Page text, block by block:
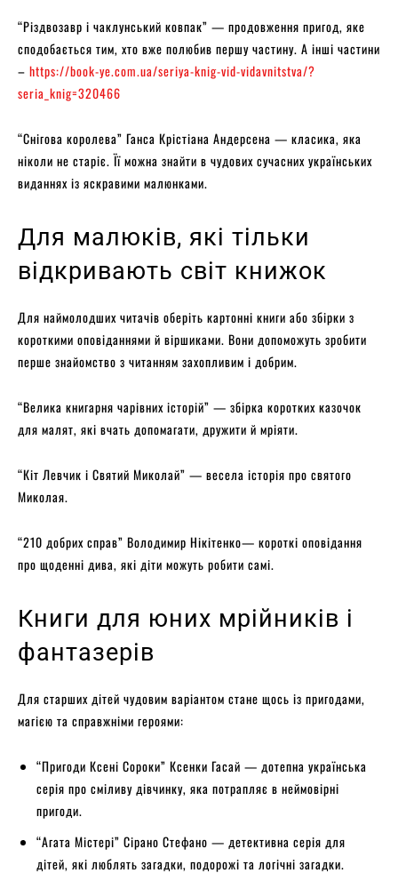
“Різдвозавр і чаклунський ковпак” — продовження пригод, яке
сподобається тим, хто вже полюбив першу частину. А інші частини
– https://book-ye.com.ua/seriya-knig-vid-vidavnitstva/?
seria_knig=320466
“Снігова королева” Ганса Крістіана Андерсена — класика, яка
ніколи не старіє. Її можна знайти в чудових сучасних українських
виданнях із яскравими малюнками.
Для малюків, які тільки
відкривають світ книжок
Для наймолодших читачів оберіть картонні книги або збірки з
короткими оповіданнями й віршиками. Вони допоможуть зробити
перше знайомство з читанням захопливим і добрим.
“Велика книгарня чарівних історій” — збірка коротких казочок
для малят, які вчать допомагати, дружити й мріяти.
“Кіт Левчик і Святий Миколай” — весела історія про святого
Миколая.
“210 добрих справ” Володимир Нікітенко— короткі оповідання
про щоденні дива, які діти можуть робити самі.
Книги для юних мрійників і
фантазерів
Для старших дітей чудовим варіантом стане щось із пригодами,
магією та справжніми героями:
“Пригоди Ксені Сороки” Ксенки Гасай — дотепна українська
серія про сміливу дівчинку, яка потрапляє в неймовірні
пригоди.
“Агата Містері” Сірано Стефано — детективна серія для
дітей, які люблять загадки, подорожі та логічні загадки.